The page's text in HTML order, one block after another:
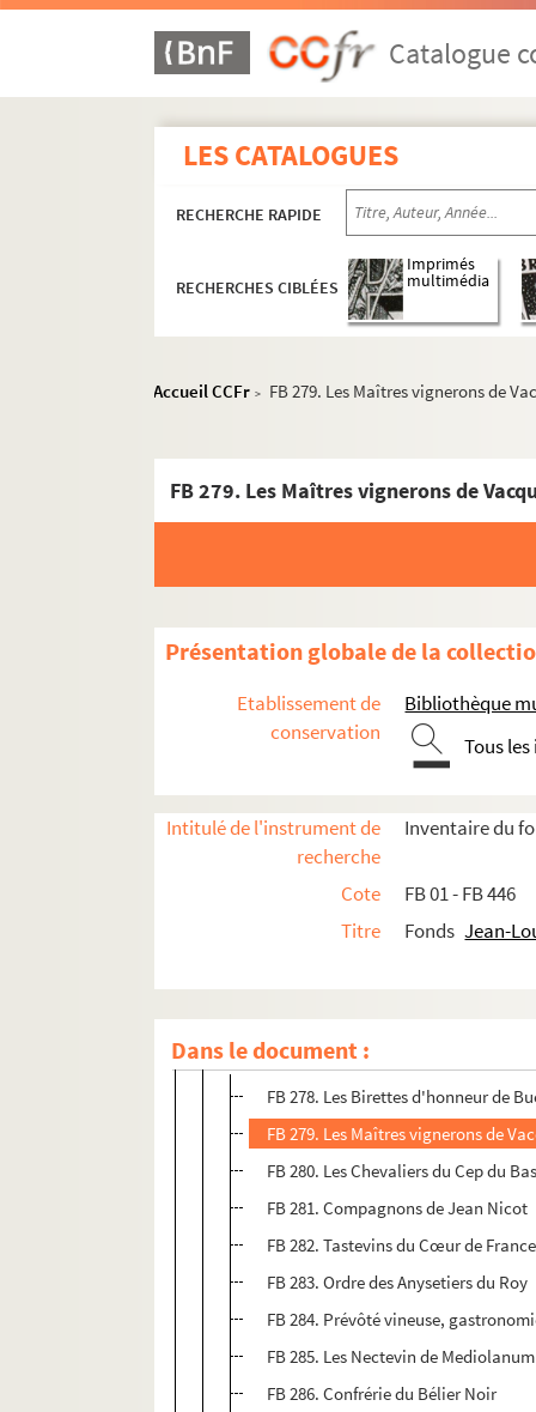
Catalogue
LES CATALOGUES
RECHERCHE RAPIDE
RECHERCHES CIBLÉES
Imprimés
multimédia
Accueil CCFr > FB 279. Les Maîtres vignerons de
FB 279. Les Maîtres vignerons de
Présentation globale de la
Etablissement de
conservation
Bibliothèque
Tous
Intitulé de l'instrument de
recherche
Inventaire du
Cote
FB 01 - FB 446
Titre
Fonds Jean-
Dans le document :
Œuvres littéraires
Œuvres graphiques
Projets audiovisuels
Activités culturelles
Représentations théâtrales - Groupe
Associations, fondations et comités
FB 268. Lycée George Sand de La
FB 269. Congrès national des
FB 270. Foire exposition de La Châtre
Cavalcades d'Aigurande
Confréries
FB 278. Les Birettes d'honneur de
FB 279. Les Maîtres vignerons de
FB 280. Les Chevaliers du Cep du
FB 281. Compagnons de Jean Nicot
FB 282. Tastevins du Cœur de France
FB 283. Ordre des Anysetiers du Roy
FB 284. Prévôté vineuse,
FB 285. Les Nectevin de Mediolanum
FB 286. Confrérie du Bélier Noir